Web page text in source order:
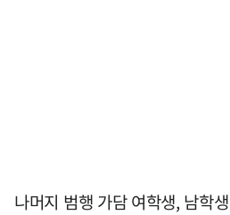
나머지 범행 가담 여학생, 남학